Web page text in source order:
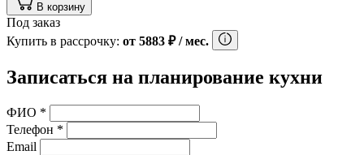
В корзину
Под заказ
Купить в рассрочку: от 5883 ₽/ мес.
Записаться на планирование кухни
ФИО *
Телефон *
Email